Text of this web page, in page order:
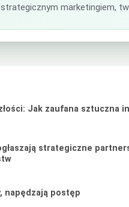
marketingiem,
Jak zaufana
strategiczne
napędzają postęp